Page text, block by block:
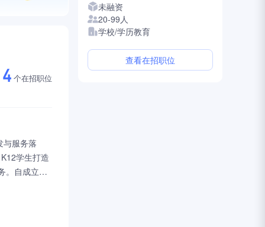
4 个在招职位
与服务落
学生打造
。自成立以
未融资
20-99人
学校/学历教育
查看在招职位